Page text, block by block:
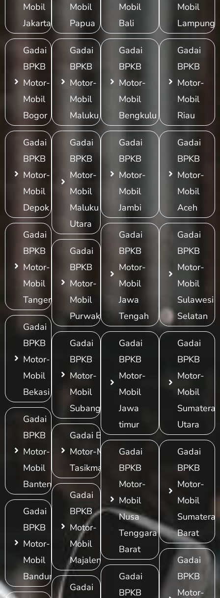
Mobil
Jakarta
Gadai
BPKB
Motor-
Mobil
Bogor
Gadai
BPKB
Motor-
Mobil
Depok
Gadai
BPKB
Motor-
Mobil
Tangerang
Gadai
BPKB
Motor-
Mobil
Bekasi
Gadai
BPKB
Motor-
Mobil
Banten
Gadai
BPKB
Motor-
Mobil
Bandung
Mobil
Papua
Gadai
BPKB
Motor-
Mobil
Maluku
Gadai
BPKB
Motor-
Mobil
Maluku
Utara
Gadai
BPKB
Motor-
Mobil
Purwakarta
Gadai
BPKB
Motor-
Mobil
Subang
Gadai BPKB
Motor-Mobil
Tasikmalaya
Gadai
BPKB
Motor-
Mobil
Majalengka
Gadai
Mobil
Bali
Gadai
BPKB
Motor-
Mobil
Bengkulu
Gadai
BPKB
Motor-
Mobil
Jambi
Gadai
BPKB
Motor-
Mobil
Jawa
Tengah
Gadai
BPKB
Motor-
Mobil
Jawa
timur
Gadai
BPKB
Motor-
Mobil
Nusa
Tenggara
Barat
Gadai
BPKB
Mobil
Lampung
Gadai
BPKB
Motor-
Mobil
Riau
Gadai
BPKB
Motor-
Mobil
Aceh
Gadai
BPKB
Motor-
Mobil
Sulawesi
Selatan
Gadai
BPKB
Motor-
Mobil
Sumatera
Utara
Gadai
BPKB
Motor-
Mobil
Sumatera
Barat
Gadai
BPKB
Motor-